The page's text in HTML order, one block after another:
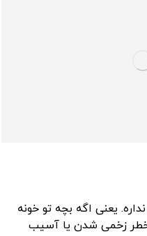
یعنی اگه بچه تو خونه
خطر زخمی شدن یا آسیب